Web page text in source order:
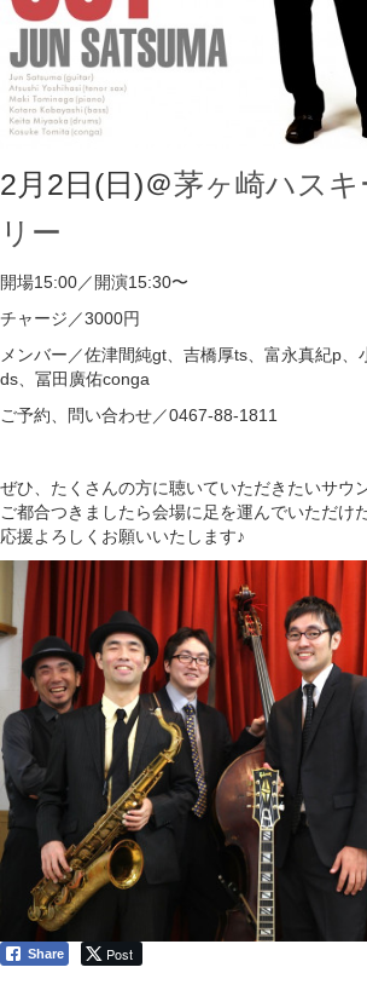
2月2日(日)＠茅ヶ崎ハスキ
リー
開場15:00／開演15:30〜
チャージ／3000円
メンバー／佐津間純gt、吉橋厚ts、富永真紀p、
ds、冨田廣佑conga
ご予約、問い合わせ／0467-88-1811
ぜひ、たくさんの方に聴いていただきたいサウ
ご都合つきましたら会場に足を運んでいただけ
応援よろしくお願いいたします♪
Share Post